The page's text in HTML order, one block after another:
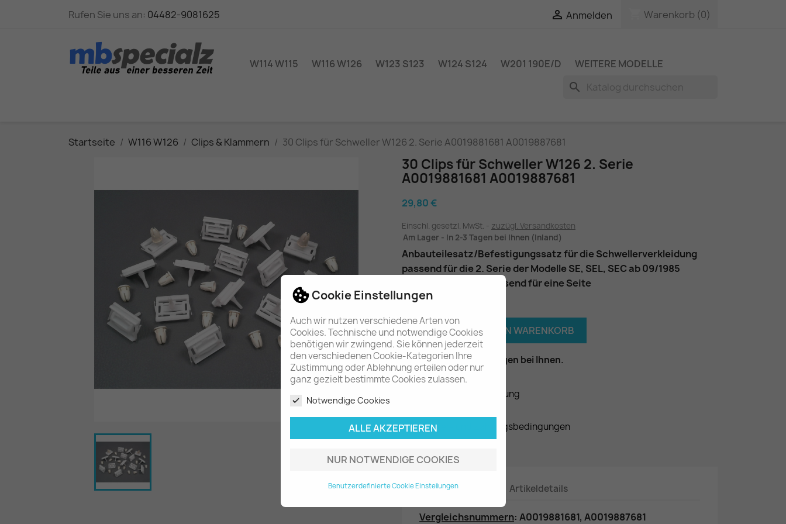
Cookie Einstellungen
Auch wir nutzen verschiedene Arten von
Cookies. Technische und notwendige Cookies
benötigen wir zwingend. Sie können jederzeit
den verschiedenen Cookie-Kategorien Ihre
Zustimmung oder Ablehnung erteilen oder nur
ganz gezielt bestimmte Cookies zulassen.
Notwendige Cookies
ALLE AKZEPTIEREN
NUR NOTWENDIGE COOKIES
Benutzerdefinierte Cookie Einstellungen
Rufen Sie uns an: 04482-9081625  Anmelden Warenkorb (0)
W114 W115 W116 W126 W123 S123 W124 S124 W201 190E/D WEITERE MODELLE
search
Startseite W116 W126 Clips & Klammern 30 Clips für Schweller W126 2. Serie A0019881681 A0019887681
30 Clips für Schweller W126 2. Serie
A0019881681 A0019887681
29,80 €
Einschl. gesetzl. MwSt.
zuzügl. Versandkosten
Am Lager - In 2-3 Tagen bei Ihnen (Inland)
Anbauteilesatz/Befestigungssatz für die Schwellerverkleidung
passend für die 2. Serie der Modelle SE, SEL, SEC ab 09/1985
je 15 Clips & Tüllen passend für eine Seite
 IN DEN WARENKORB
Am Lager - In 2-3 Tagen bei Ihnen.
Datenschutzerklärung
Liefer- und Zahlungsbedingungen
Beschreibung Artikeldetails
Vergleichsnummern: A0019881681, A0019887681